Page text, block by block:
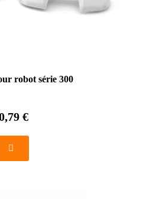
robot série 300
€